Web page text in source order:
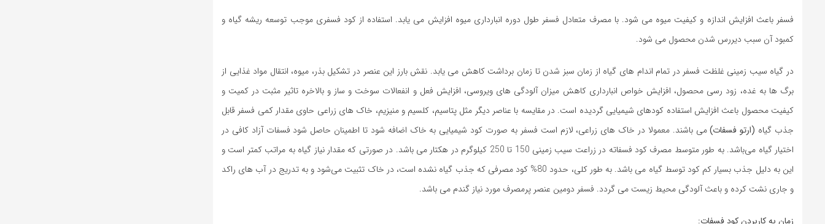
فسفر باعث افزایش اندازه و کیفیت میوه می شود. با مصرف متعادل فسفر طول دوره انبارداری میوه افزایش می یابد. استفاده از كود فسفری موجب توسعه ريشه گياه و
كمبود آن سبب ديررس شدن محصول می شود.
در گیاه سیب زمینی غلظت فسفر در تمام اندام های گیاه از زمان سبز شدن تا زمان برداشت کاهش می یابد. نقش بارز این عنصر در تشکیل بذر، میوه، انتقال مواد غذایی از
برگ ها به غده، زود رسی محصول، افزایش خواص انبارداری کاهش میزان آلودگی های ویروسی، افزایش فعل و انفعالات سوخت و ساز و بالاخره تاثیر مثبت در کمیت و
کیفیت محصول باعث افزایش استفاده کودهای شیمیایی گردیده است. در مقایسه با عناصر دیگر مثل پتاسیم، کلسیم و منیزیم، خاک های زراعی حاوی مقدار کمی فسفر قابل
جذب گیاه (ارتو فسفات)می باشند. معمولا در خاک های زراعی، لازم است فسفر به صورت کود شیمیایی به خاک اضافه شود تا اطمینان حاصل شود فسفات آزاد کافی در
اختیار گیاه می‌باشد. به طور متوسط مصرف کود فسفاته در زراعت سیب زمینی 150 تا 250 کیلوگرم در هکتار می باشد. در صورتی که مقدار نیاز گیاه به مراتب کمتر است و
این به دلیل جذب بسیار کم کود توسط گیاه می باشد. به طور کلی، حدود 80% کود مصرفی که جذب گیاه نشده است، در خاک تثبیت می‌شود و به تدریج در آب های راکد
و جاری نشت کرده و باعث آلودگی محیط زیست می گردد. فسفر دومین عنصر پرمصرف مورد نیاز گندم می باشد.
زمان به كاربردن كود فسفات: